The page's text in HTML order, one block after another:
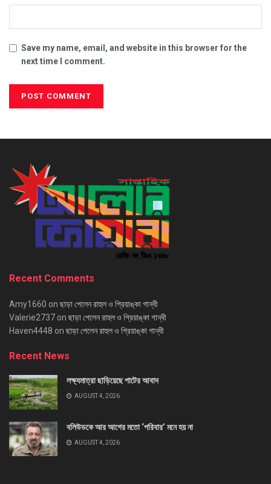
Save my name, email, and website in this browser for the
next time I comment.
Recent Comments
Amy1660 on ছাড়া পেলেন রাহুল ও প্রিয়াঙ্কা গান্ধী
Valerie2737 on ছাড়া পেলেন রাহুল ও প্রিয়াঙ্কা গান্ধী
Haven4448 on ছাড়া পেলেন রাহুল ও প্রিয়াঙ্কা গান্ধী
Recent News
লক্ষ্যমাত্রা ছাড়িয়েছে পাটের আবাদ
AUGUST 4, 2026
বলিউডকে আর আগের মতো ‘পরিবার’ মনে হয় না
AUGUST 4, 2026